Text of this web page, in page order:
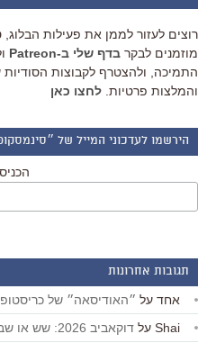
רוצים לעזור לממן את פעילות
מוזמנים לבקר בדף שלי ב-Patreon
התמיכה, ולהצטרף לקבוצות
והמלצות פרטיות. לחצו כאן
הירשמו לעדכוני המייל של
תגובות אחרונות
אחד על ״האודיסאה״ של
Shai על דוקאביב 2026: שש או שבע המלצות